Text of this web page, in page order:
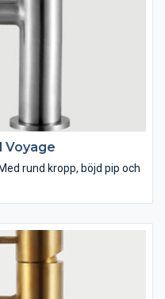
Voyage
rund kropp, böjd pip och